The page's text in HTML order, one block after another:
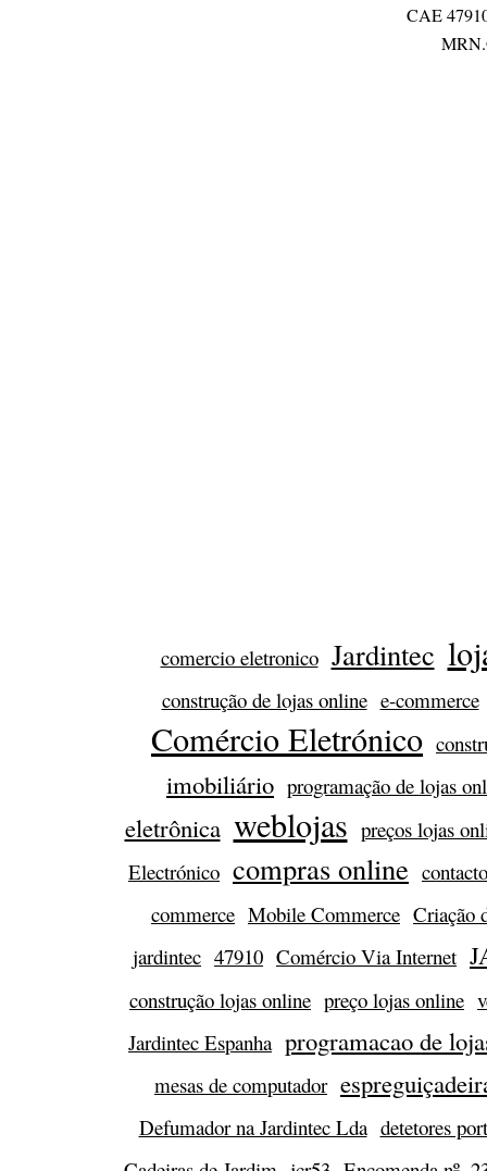
CAE
comercio eletronico Jardintec
construção de lojas online e-commerce
Comércio Eletrónico
imobiliário programação de lojas
eletrônica weblojas preços lojas
Electrónico compras online
commerce Mobile Commerce Criação
jardintec 47910 Comércio Via Internet
construção lojas online preço lojas online
Jardintec Espanha programacao de
mesas de computador
Defumador na Jardintec Lda detetores